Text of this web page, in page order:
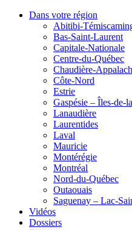
Dans votre région
Abitibi-
Bas-Saint-Laurent
Capitale-Nationale
Centre-du-Québec
Chaudière-
Côte-Nord
Estrie
Gaspésie – Îles-de-
Lanaudière
Laurentides
Laval
Mauricie
Montérégie
Montréal
Nord-du-Québec
Outaouais
Saguenay – Lac-
Vidéos
Dossiers